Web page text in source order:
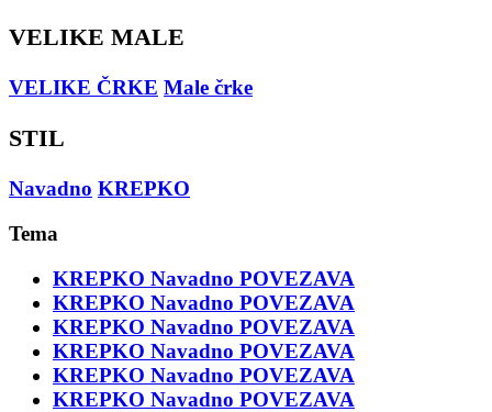
VELIKE MALE
VELIKE ČRKE Male črke
STIL
Navadno KREPKO
Tema
KREPKO Navadno POVEZAVA
KREPKO Navadno POVEZAVA
KREPKO Navadno POVEZAVA
KREPKO Navadno POVEZAVA
KREPKO Navadno POVEZAVA
KREPKO Navadno POVEZAVA